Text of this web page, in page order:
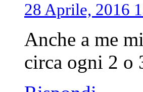
28 Aprile, 2016
Anche a me
circa ogni 2 o